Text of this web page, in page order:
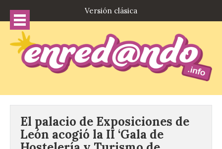
Versión clásica
El palacio de Exposiciones de
León acogió la II ‘Gala de